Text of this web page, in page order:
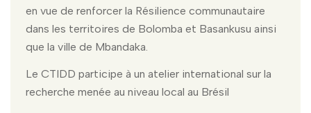
en vue de renforcer la Résilience communautaire
dans les territoires de Bolomba et Basankusu ainsi
que la ville de Mbandaka.
Le CTIDD participe à un atelier international sur la
recherche menée au niveau local au Brésil